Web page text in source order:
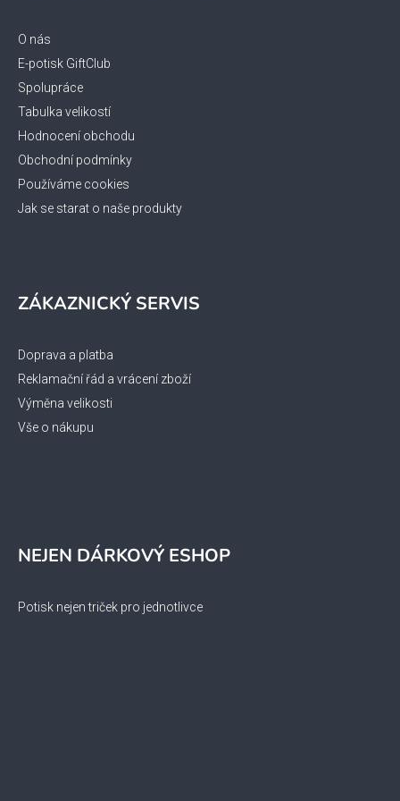
O nás
E-potisk GiftClub
Spolupráce
Tabulka velikostí
Hodnocení obchodu
Obchodní podmínky
Používáme cookies
Jak se starat o naše produkty
ZÁKAZNICKÝ SERVIS
Doprava a platba
Reklamační řád a vrácení zboží
Výměna velikosti
Vše o nákupu
NEJEN DÁRKOVÝ ESHOP
Potisk nejen triček pro jednotlivce